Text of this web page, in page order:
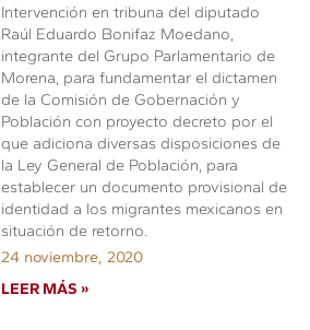
Intervención en tribuna del diputado
Raúl Eduardo Bonifaz Moedano,
integrante del Grupo Parlamentario de
Morena, para fundamentar el dictamen
de la Comisión de Gobernación y
Población con proyecto decreto por el
que adiciona diversas disposiciones de
la Ley General de Población, para
establecer un documento provisional de
identidad a los migrantes mexicanos en
situación de retorno.
24 noviembre, 2020
LEER MÁS »